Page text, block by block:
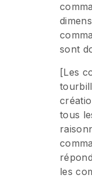
sont
[Les
tous
les